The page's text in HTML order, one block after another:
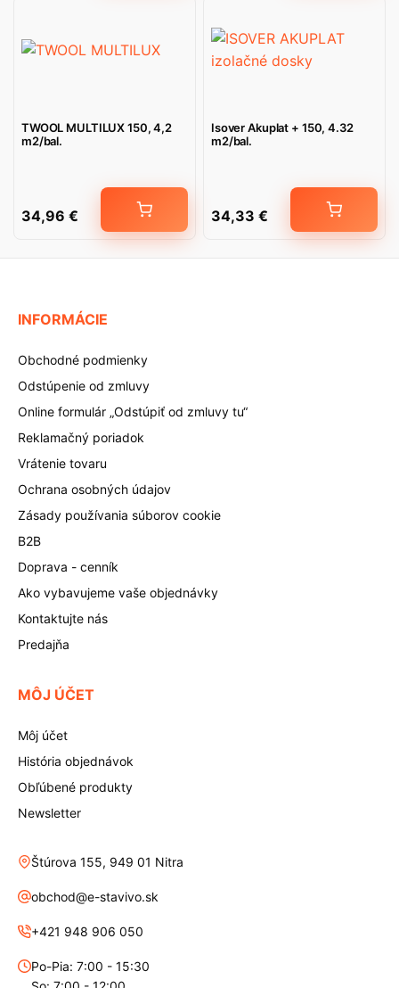
TWOOL MULTILUX 150, 4,2
m2/bal.
34,96 €
Isover Akuplat + 150, 4.32
m2/bal.
34,33 €
INFORMÁCIE
Obchodné podmienky
Odstúpenie od zmluvy
Online formulár „Odstúpiť od zmluvy tu“
Reklamačný poriadok
Vrátenie tovaru
Ochrana osobných údajov
Zásady používania súborov cookie
B2B
Doprava - cenník
Ako vybavujeme vaše objednávky
Kontaktujte nás
Predajňa
MÔJ ÚČET
Môj účet
História objednávok
Obľúbené produkty
Newsletter
Štúrova 155, 949 01 Nitra
obchod@e-stavivo.sk
+421 948 906 050
Po-Pia: 7:00 - 15:30